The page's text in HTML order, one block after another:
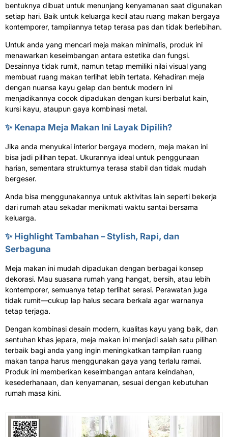
bentuknya dibuat untuk menunjang kenyamanan saat digunakan
setiap hari. Baik untuk keluarga kecil atau ruang makan bergaya
kontemporer, tampilannya tetap terasa pas dan tidak berlebihan.
Untuk anda yang mencari meja makan minimalis, produk ini
menawarkan keseimbangan antara estetika dan fungsi.
Desainnya tidak rumit, namun tetap memiliki nilai visual yang
membuat ruang makan terlihat lebih tertata. Kehadiran meja
dengan nuansa kayu gelap dan bentuk modern ini
menjadikannya cocok dipadukan dengan kursi berbalut kain,
kursi kayu, ataupun gaya kombinasi metal.
✨ Kenapa Meja Makan Ini Layak Dipilih?
Jika anda menyukai interior bergaya modern, meja makan ini
bisa jadi pilihan tepat. Ukurannya ideal untuk penggunaan
harian, sementara strukturnya terasa stabil dan tidak mudah
bergeser.
Anda bisa menggunakannya untuk aktivitas lain seperti bekerja
dari rumah atau sekadar menikmati waktu santai bersama
keluarga.
✨ Highlight Tambahan – Stylish, Rapi, dan
Serbaguna
Meja makan ini mudah dipadukan dengan berbagai konsep
dekorasi. Mau suasana rumah yang hangat, bersih, atau lebih
kontemporer, semuanya tetap terlihat serasi. Perawatan juga
tidak rumit—cukup lap halus secara berkala agar warnanya
tetap terjaga.
Dengan kombinasi desain modern, kualitas kayu yang baik, dan
sentuhan khas jepara, meja makan ini menjadi salah satu pilihan
terbaik bagi anda yang ingin meningkatkan tampilan ruang
makan tanpa harus menggunakan gaya yang terlalu ramai.
Produk ini memberikan keseimbangan antara keindahan,
kesederhanaan, dan kenyamanan, sesuai dengan kebutuhan
rumah masa kini.